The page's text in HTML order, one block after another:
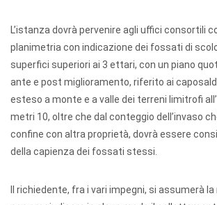
L’istanza dovrà pervenire agli uffici consortili
planimetria con indicazione dei fossati di
superfici superiori ai 3 ettari, con un piano
ante e post miglioramento, riferito ai
esteso a monte e a valle dei terreni limitrofi
metri 10, oltre che dal conteggio dell’invaso
confine con altra proprietà, dovrà essere
della capienza dei fossati stessi.
Il richiedente, fra i vari impegni, si assumerà